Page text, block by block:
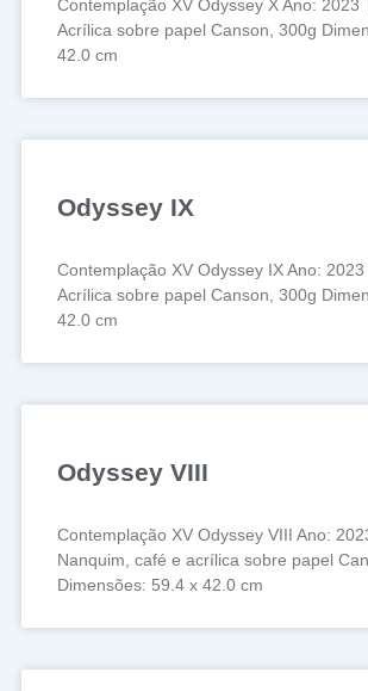
Contemplação XV Odyssey X Ano: 2023
Acrílica sobre papel Canson, 300g
42.0 cm
Odyssey IX
Contemplação XV Odyssey IX Ano:
Acrílica sobre papel Canson, 300g
42.0 cm
Odyssey VIII
Contemplação XV Odyssey VIII Ano:
Nanquim, café e acrílica sobre papel
Dimensões: 59.4 x 42.0 cm